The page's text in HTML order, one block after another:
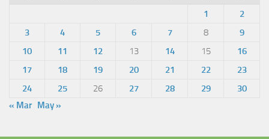
1
2
3
4 5 6 7 8
9
10
11 12 13 14 15
16
17
18 19 20 21 22
23
24
25 26 27 28 29
30
« Mar May »